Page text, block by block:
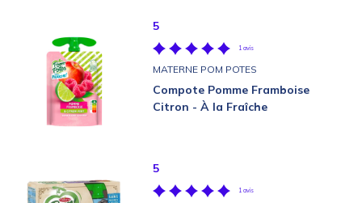
5
1 avis
MATERNE POM POTES
Compote Pomme Framboise
Citron - À la Fraîche
5
1 avis